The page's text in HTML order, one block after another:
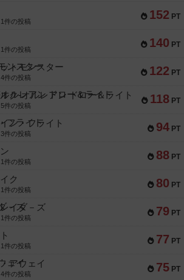
152 PT
1件の投稿
140 PT
1件の投稿
122 PT
トモンスター
4件の投稿
118 PT
ク-オルレアン ドロー＆ライト
5件の投稿
94 PT
ン・フライト
3件の投稿
88 PT
1件の投稿
80 PT
ク
1件の投稿
79 PT
イダ－ズ
1件の投稿
77 PT
1件の投稿
75 PT
アウェイ
4件の投稿